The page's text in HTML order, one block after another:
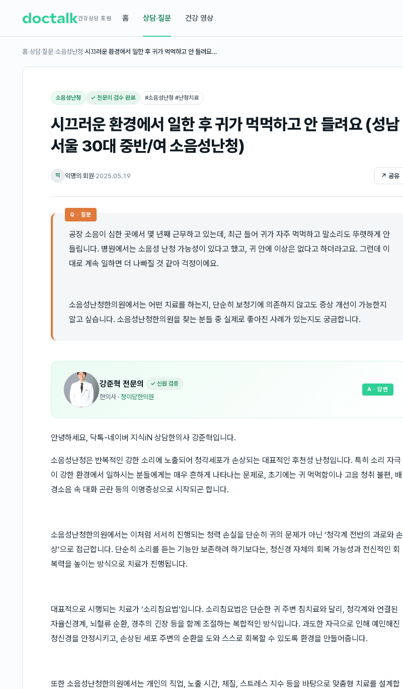
건강상담 포럼 홈 상담·질문 건강 영상
홈›상담·질문›소음성난청›시끄러운 환경에서 일한 후 귀가 먹먹하고 안 들려요…
소음성난청 ✓ 전문의 검수 완료 #소음성난청 #난청치료
시끄러운 환경에서 일한 후 귀가 먹먹하고 안 들려요 (성남
서울 30대 중반/여 소음성난청)
익 익명의 회원·2025.05.19 ↗ 공유
Q · 질문
공장 소음이 심한 곳에서 몇 년째 근무하고 있는데, 최근 들어 귀가 자주 먹먹하고 말소리도 뚜렷하게 안
들립니다. 병원에서는 소음성 난청 가능성이 있다고 했고, 귀 안에 이상은 없다고 하더라고요. 그런데 이
대로 계속 일하면 더 나빠질 것 같아 걱정이에요.
소음성난청한의원에서는 어떤 치료를 하는지, 단순히 보청기에 의존하지 않고도 증상 개선이 가능한지
알고 싶습니다. 소음성난청한의원을 찾는 분들 중 실제로 좋아진 사례가 있는지도 궁금합니다.
강준혁 전문의 ✓ 신원 검증
한의사 · 청이담한의원
A · 답변
안녕하세요, 닥톡-네이버 지식iN 상담한의사 강준혁입니다.
소음성난청은 반복적인 강한 소리에 노출되어 청각세포가 손상되는 대표적인 후천성 난청입니다. 특히 소리 자극
이 강한 환경에서 일하시는 분들에게는 매우 흔하게 나타나는 문제로, 초기에는 귀 먹먹함이나 고음 청취 불편, 배
경소음 속 대화 곤란 등의 이명증상으로 시작되곤 합니다.
소음성난청한의원에서는 이처럼 서서히 진행되는 청력 손실을 단순히 귀의 문제가 아닌 ‘청각계 전반의 과로와 손
상’으로 접근합니다. 단순히 소리를 듣는 기능만 보존하려 하기보다는, 청신경 자체의 회복 가능성과 전신적인 회
복력을 높이는 방식으로 치료가 진행됩니다.
대표적으로 시행되는 치료가 ‘소리침요법’입니다. 소리침요법은 단순한 귀 주변 침치료와 달리, 청각계와 연결된
자율신경계, 뇌혈류 순환, 경추의 긴장 등을 함께 조절하는 복합적인 방식입니다. 과도한 자극으로 인해 예민해진
청신경을 안정시키고, 손상된 세포 주변의 순환을 도와 스스로 회복할 수 있도록 환경을 만들어줍니다.
또한 소음성난청한의원에서는 개인의 직업, 노출 시간, 체질, 스트레스 지수 등을 바탕으로 맞춤형 치료를 설계합